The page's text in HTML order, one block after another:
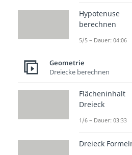
cm .
Studyflix
Hypotenuse
berechnen
5/5 – Dauer: 04:06
Geometrie
Dreiecke berechnen
Flächeninhalt
Dreieck
1/6 – Dauer: 03:33
Dreieck